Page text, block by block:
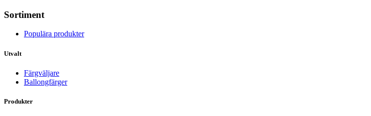
Sortiment
Populära produkter
Utvalt
Färgväljare
Ballongfärger
Produkter